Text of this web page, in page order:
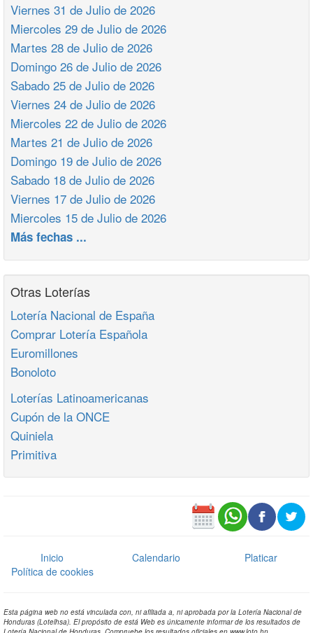
Viernes 31 de Julio de 2026
Miercoles 29 de Julio de 2026
Martes 28 de Julio de 2026
Domingo 26 de Julio de 2026
Sabado 25 de Julio de 2026
Viernes 24 de Julio de 2026
Miercoles 22 de Julio de 2026
Martes 21 de Julio de 2026
Domingo 19 de Julio de 2026
Sabado 18 de Julio de 2026
Viernes 17 de Julio de 2026
Miercoles 15 de Julio de 2026
Más fechas ...
Otras Loterías
Lotería Nacional de España
Comprar Lotería Española
Euromillones
Bonoloto
Loterías Latinoamericanas
Cupón de la ONCE
Quiniela
Primitiva
Inicio Calendario
Platicar
Política de cookies
Esta página web no está vinculada con, ni afiliada a, ni aprobada por la Lotería Nacional de
Honduras (Lotelhsa). El propósito de está Web es únicamente informar de los resultados de